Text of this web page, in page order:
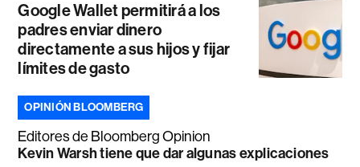
Google Wallet permitirá a los
padres enviar dinero
directamente a sus hijos y fijar
límites de gasto
OPINIÓN BLOOMBERG
Editores de Bloomberg Opinion
Kevin Warsh tiene que dar algunas explicaciones